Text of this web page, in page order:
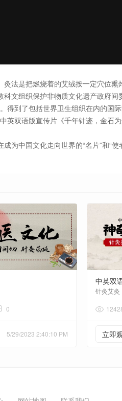
法是把燃烧着的艾绒按一定穴位熏
文组织保护非物质文化遗产政府
到了包括世界卫生组织在内的国际
双语版宣传片《千年针迹，金
中国文化走向世界的“名片”和“
0
5/29/2023 2:40:10 PM
中英双
针灸艾灸
立即